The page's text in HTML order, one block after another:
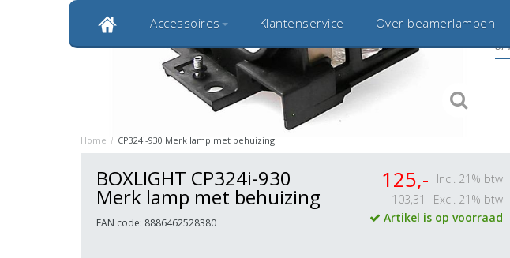
Klantbeoordeling 9,0
Bekijk alle 1000+ reviews
Accessoires Klantenservice Over beamerlampen
Originele kwaliteitsproducten 20 jaar betrouwbaar en ervaren
Home / CP324i-930 Merk lamp met behuizing
BOXLIGHT CP324i-930
Merk lamp met behuizing
EAN code: 8886462528380
125,-
Incl. 21% btw
103,31
Excl. 21% btw
Artikel is op voorraad